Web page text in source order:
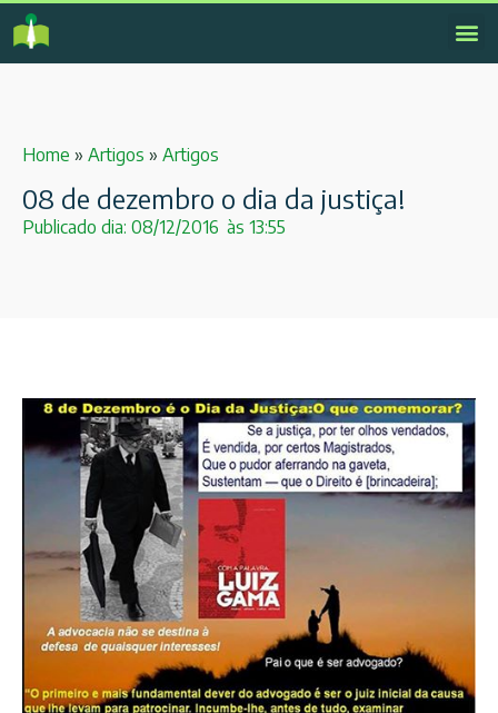
Home » Artigos » Artigos
08 de dezembro o dia da justiça!
Publicado dia: 08/12/2016 às 13:55